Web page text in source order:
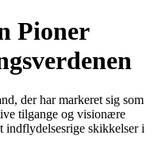
Pioner
der har markeret sig som
tilgange og visionære
indflydelsesrige skikkelser i